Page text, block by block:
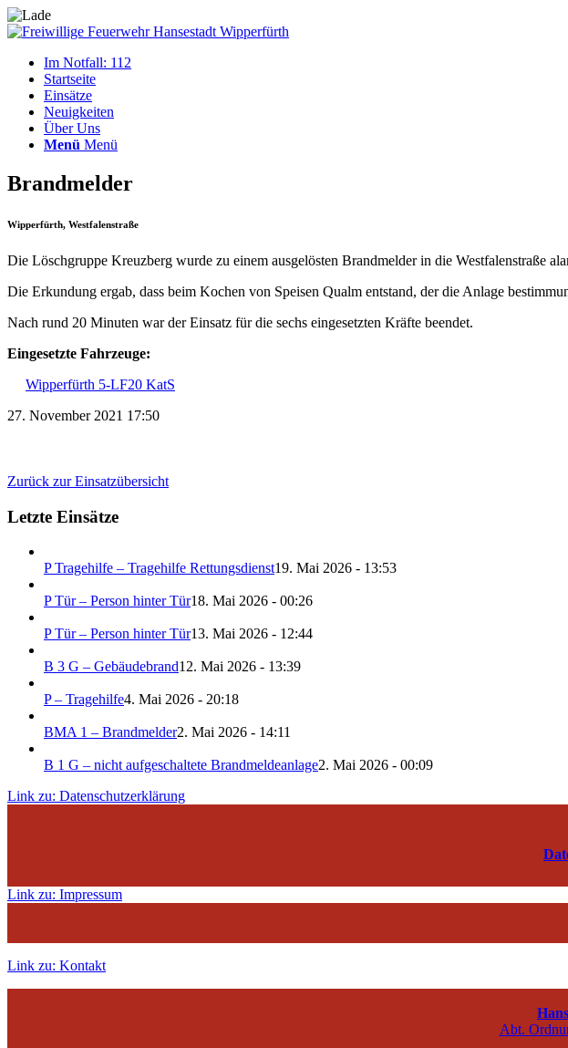
Im Notfall: 112
Startseite
Einsätze
Neuigkeiten
Über Uns
Menü Menü
Brandmelder
Wipperfürth, Westfalenstraße
Die Löschgruppe Kreuzberg wurde zu einem ausgelösten Brandmelder in die Westfalenstraße
Die Erkundung ergab, dass beim Kochen von Speisen Qualm entstand, der die Anlage
Nach rund 20 Minuten war der Einsatz für die sechs eingesetzten Kräfte beendet.
Eingesetzte Fahrzeuge:
Wipperfürth 5-LF20 KatS
27. November 2021 17:50
Zurück zur Einsatzübersicht
Letzte Einsätze
P Tragehilfe – Tragehilfe Rettungsdienst19. Mai 2026 - 13:53
P Tür – Person hinter Tür18. Mai 2026 - 00:26
P Tür – Person hinter Tür13. Mai 2026 - 12:44
B 3 G – Gebäudebrand12. Mai 2026 - 13:39
P – Tragehilfe4. Mai 2026 - 20:18
BMA 1 – Brandmelder2. Mai 2026 - 14:11
B 1 G – nicht aufgeschaltete Brandmeldeanlage2. Mai 2026 - 00:09
Link zu: Datenschutzerklärung
Link zu: Impressum
Link zu: Kontakt
Abt.